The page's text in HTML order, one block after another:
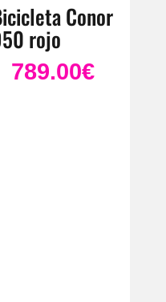
Conor
rojo
789.00€